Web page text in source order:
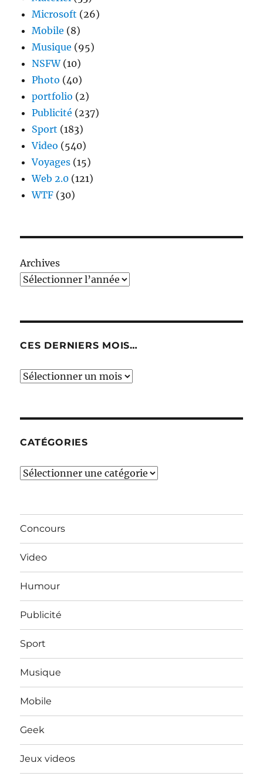
Microsoft (26)
Mobile (8)
Musique (95)
NSFW(10)
Photo (40)
portfolio (2)
Publicité (237)
Sport (183)
Video (540)
Voyages (15)
Web 2.0 (121)
WTF (30)
Archives
CES DERNIERS MOIS…
Ces
CATÉGORIES
Catégories
Concours
Video
Humour
Publicité
Sport
Musique
Mobile
Geek
Jeux videos